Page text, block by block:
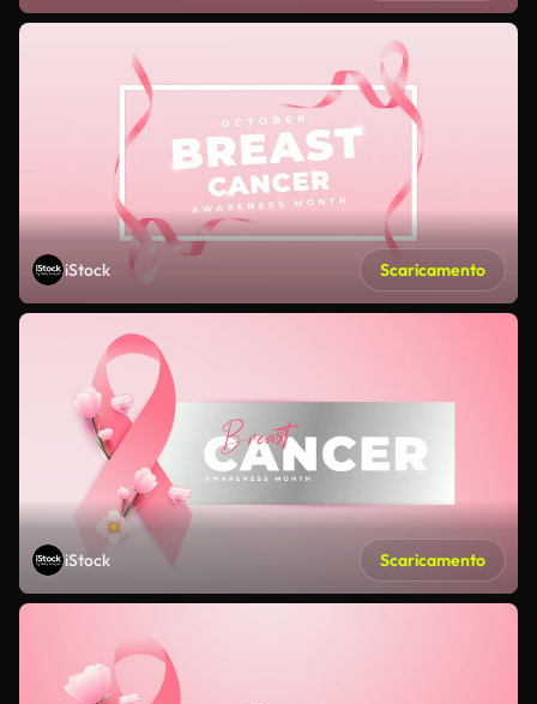
iStock Scaricamento
iStock Scaricamento